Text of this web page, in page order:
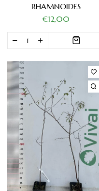
RHAMNOIDES
€12,00